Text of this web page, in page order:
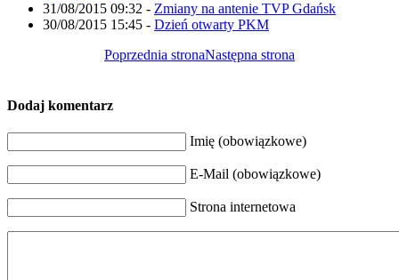
31/08/2015 09:32 - Zmiany na antenie TVP Gdańsk
30/08/2015 15:45 - Dzień otwarty PKM
Poprzednia stronaNastępna strona
Dodaj komentarz
Imię (obowiązkowe)
E-Mail (obowiązkowe)
Strona internetowa